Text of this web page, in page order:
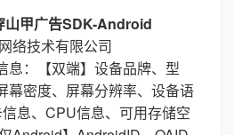
山甲广告SDK-Android
络技术有限公司
息：【双端】设备品牌、型
幕密度、屏幕分辨率、设备语
息、CPU信息、可用存储空